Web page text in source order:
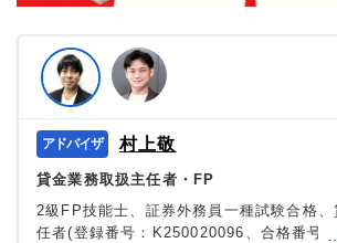
村上敬
貸金業務取扱主任者・FP
2級FP技能士、証券外務員一種試験合格、
任者(登録番号：K250020096、合格番号